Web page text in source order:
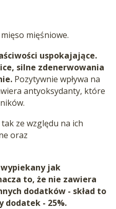
mięso mięśniowe.
uspokajające.
silne zdenerwowania
Pozytywnie wpływa na
antyoksydanty, które
ze względu na ich
oraz
jak
to, że nie zawiera
dodatków - skład to
dodatek - 25%.